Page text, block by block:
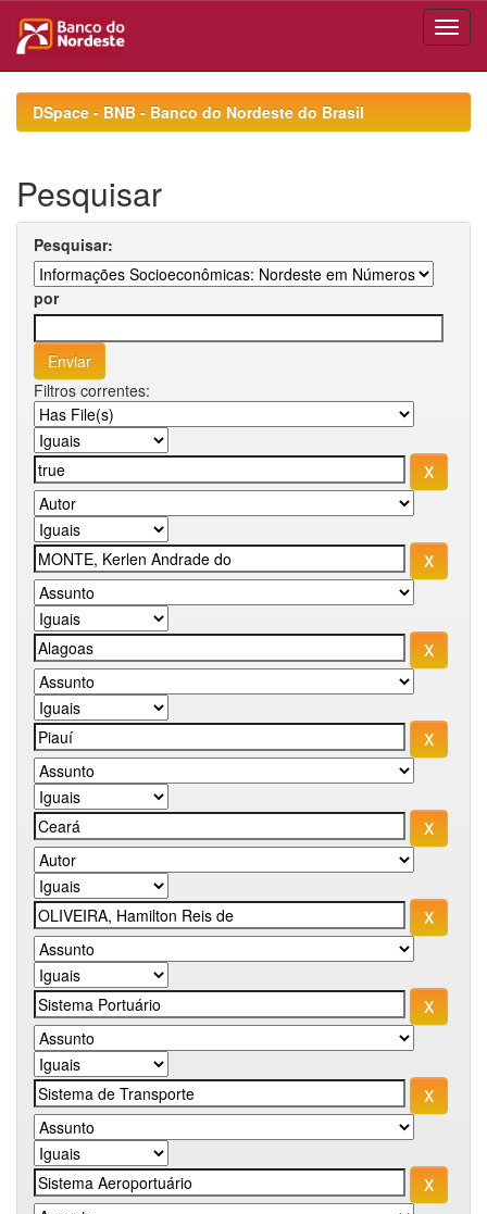
navigationDSpace - BNB - Banco do Nordeste do Brasil
Pesquisar
Pesquisar:
por
Filtros correntes: